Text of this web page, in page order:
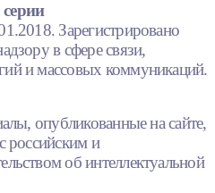
Зарегистрировано
в сфере связи,
и массовых коммуникаций.
опубликованные на сайте,
российским и
об интеллектуальной